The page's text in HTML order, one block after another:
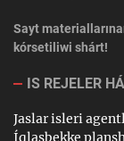
Sayt
kórsetiliwi shárt!
IS REJELER
Jaslar isleri